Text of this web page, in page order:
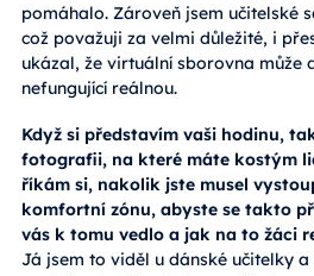
pomáhalo. Zároveň jsem učitelské
což považuji za velmi důležité, i
ukázal, že virtuální sborovna může
nefungující reálnou.
Když si představím vaši hodinu,
fotografii, na které máte kostým
říkám si, nakolik jste musel
komfortní zónu, abyste se takto
vás k tomu vedlo a jak na to žáci
Já jsem to viděl u dánské učitelky